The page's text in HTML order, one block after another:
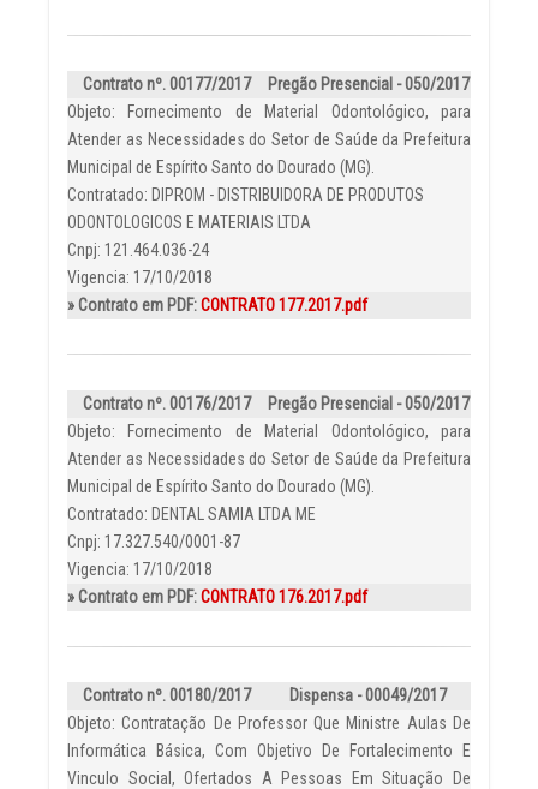
Contrato nº. 00177/2017
Pregão Presencial - 050/2017
Objeto: Fornecimento de Material Odontológico, para
Atender as Necessidades do Setor de Saúde da Prefeitura
Municipal de Espírito Santo do Dourado (MG).
Contratado: DIPROM - DISTRIBUIDORA DE PRODUTOS
ODONTOLOGICOS E MATERIAIS LTDA
Cnpj: 121.464.036-24
Vigencia: 17/10/2018
» Contrato em PDF:CONTRATO 177.2017.pdf
Contrato nº. 00176/2017
Pregão Presencial - 050/2017
Objeto: Fornecimento de Material Odontológico, para
Atender as Necessidades do Setor de Saúde da Prefeitura
Municipal de Espírito Santo do Dourado (MG).
Contratado: DENTAL SAMIA LTDA ME
Cnpj: 17.327.540/0001-87
Vigencia: 17/10/2018
» Contrato em PDF:CONTRATO 176.2017.pdf
Contrato nº. 00180/2017
Dispensa - 00049/2017
Objeto: Contratação De Professor Que Ministre Aulas De
Informática Básica, Com Objetivo De Fortalecimento E
Vinculo Social, Ofertados A Pessoas Em Situação De